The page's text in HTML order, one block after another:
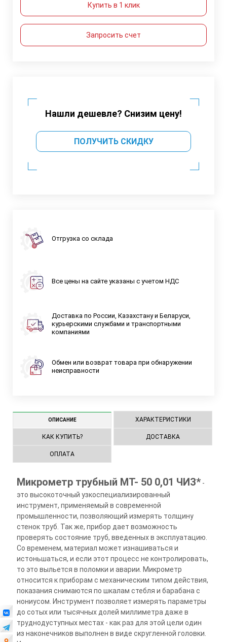
Купить в 1 клик
Запросить счет
Нашли дешевле? Снизим цену!
ПОЛУЧИТЬ СКИДКУ
Отгрузка со склада
Все цены на сайте указаны с учетом НДС
Доставка по России, Казахстану и Беларуси,
курьерскими службами и транспортными
компаниями
Обмен или возврат товара при обнаружении
неисправности
ОПИСАНИЕ ХАРАКТЕРИСТИКИ
КАК КУПИТЬ? ДОСТАВКА
ОПЛАТА
Микрометр трубный МТ- 50 0,01 ЧИЗ*-
это высокоточный узкоспециализированный
инструмент, применяемый в современной
промышленности, позволяющий измерять толщину
стенок труб. Так же, прибор дает возможность
проверять состояние труб, введенных в эксплуатацию.
Со временем, материал может изнашиваться и
истоньшаться, и если этот процесс не контролировать,
то это выльется в поломки и аварии. Микрометр
относится к приборам с механическим типом действия,
показания снимаются по шкалам стебля и барабана с
нониусом. Инструмент позволяет измерять параметры
до сотых или тысячных долей миллиметра даже в
труднодуступных местах - как раз для этой цели один
из наконечников выполнен в виде скругленной головки.